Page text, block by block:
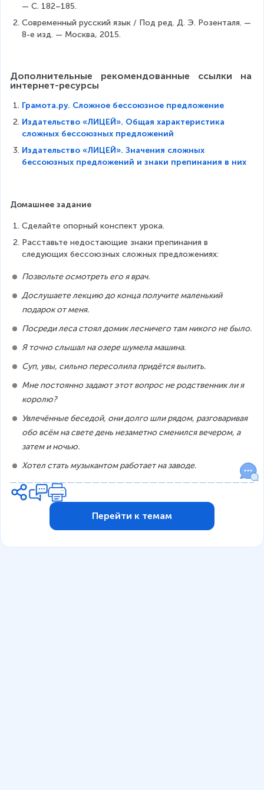
— С. 182–185.
Современный русский язык / Под ред. Д. Э. Розенталя. —
8-е изд. — Москва, 2015.
Дополнительные рекомендованные ссылки на
интернет-ресурсы
Грамота.ру. Сложное бессоюзное предложение
Издательство «ЛИЦЕЙ». Общая характеристика
сложных бессоюзных предложений
Издательство «ЛИЦЕЙ». Значения сложных
бессоюзных предложений и знаки препинания в них
Домашнее задание
Сделайте опорный конспект урока.
Расставьте недостающие знаки препинания в
следующих бессоюзных сложных предложениях:
Позвольте осмотреть его я врач.
Дослушаете лекцию до конца получите маленький
подарок от меня.
Посреди леса стоял домик лесничего там никого не было.
Я точно слышал на озере шумела машина.
Суп, увы, сильно пересолила придётся вылить.
Мне постоянно задают этот вопрос не родственник ли я
королю?
Увлечённые беседой, они долго шли рядом, разговаривая
обо всём на свете день незаметно сменился вечером, а
затем и ночью.
Хотел стать музыкантом работает на заводе.
Перейти к темам